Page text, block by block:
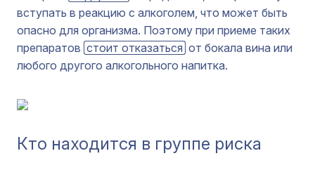
вступать в реакцию с алкоголем, что может быть
опасно для организма. Поэтому при приеме таких
препаратов стоит отказаться от бокала вина или
любого другого алкогольного напитка.
Кто находится в группе риска